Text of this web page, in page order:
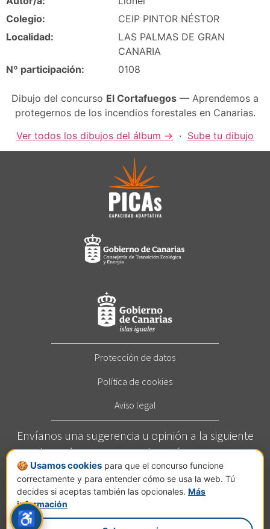
Colegio:
CEIP PINTOR NÉSTOR
Localidad:
LAS PALMAS DE GRAN
CANARIA
Nº participación:
0108
Dibujo del concurso El Cortafuegos — Aprendemos a
protegernos de los incendios forestales en Canarias.
Ver todos los dibujos del álbum → · Sube tu dibujo
Protección de datos
Política de cookies
Aviso legal
Envíanos una sugerencia u opinión a la siguiente
dirección:concurso@elcortafuegos.com
Llámanos al822 272 209 (Horario: Este servicio está
disponible de lunes a viernes de 7 a 14 horas).
Calle Jesús Hernández Guzmán, nº 2, planta C, Pol.
Ind. El Mayorazgo, 38110 Santa Cruz de Tenerife.
♿
🍪 Usamos cookies para que el concurso funcione
correctamente y para entender cómo se usa la web. Tú
decides si aceptas también las opcionales. Más
información